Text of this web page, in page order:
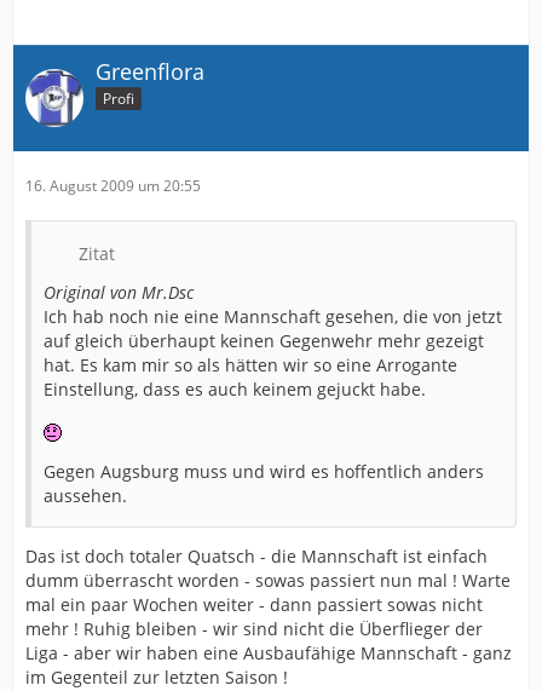
Greenflora
Profi
16. August 2009 um 20:55
Zitat
Original von Mr.Dsc
Ich hab noch nie eine Mannschaft gesehen, die von jetzt
auf gleich überhaupt keinen Gegenwehr mehr gezeigt
hat. Es kam mir so als hätten wir so eine Arrogante
Einstellung, dass es auch keinem gejuckt habe.
Gegen Augsburg muss und wird es hoffentlich anders
aussehen.
Das ist doch totaler Quatsch - die Mannschaft ist einfach
dumm überrascht worden - sowas passiert nun mal ! Warte
mal ein paar Wochen weiter - dann passiert sowas nicht
mehr ! Ruhig bleiben - wir sind nicht die Überflieger der
Liga - aber wir haben eine Ausbaufähige Mannschaft - ganz
im Gegenteil zur letzten Saison !